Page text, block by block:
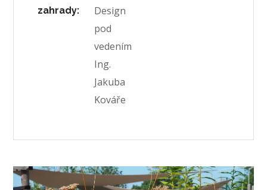
zahrady:
Design
pod
vedením
Ing.
Jakuba
Kováře